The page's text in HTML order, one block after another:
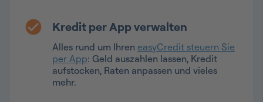
Kredit per App verwalten
Alles rund um Ihren easyCredit steuern Sie
per App: Geld auszahlen lassen, Kredit
aufstocken, Raten anpassen und vieles
mehr.